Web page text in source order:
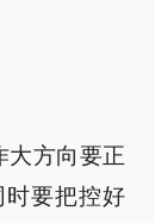
大方向要正
要把控好